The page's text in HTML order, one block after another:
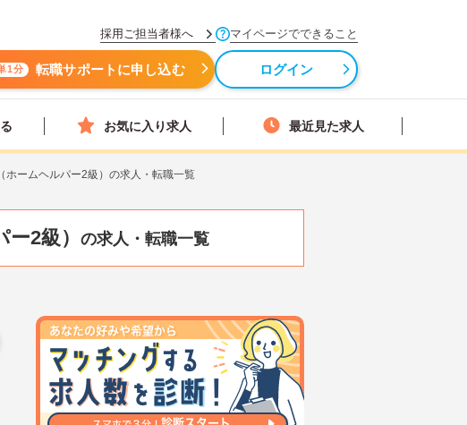
採用ご担当者様へ マイページでできること
1分 転職サポートに申し込む ログイン
お気に入り求人 最近見た求人
ホームヘルパー2級）の求人・転職一覧
2級） の求人・転職一覧